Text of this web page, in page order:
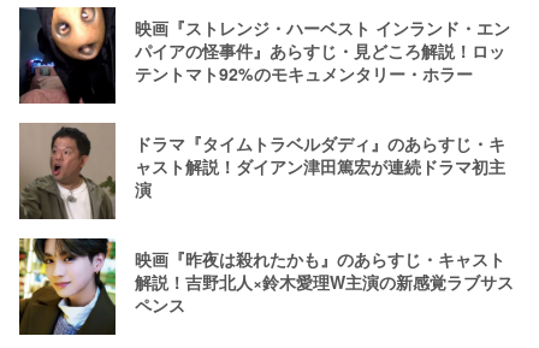
映画『ストレンジ・ハーベスト インランド・エン
パイアの怪事件』あらすじ・見どころ解説！ロッ
テントマト92%のモキュメンタリー・ホラー
ドラマ『タイムトラベルダディ』のあらすじ・キ
ャスト解説！ダイアン津田篤宏が連続ドラマ初主
演
映画『昨夜は殺れたかも』のあらすじ・キャスト
解説！吉野北人×鈴木愛理W主演の新感覚ラブサス
ペンス